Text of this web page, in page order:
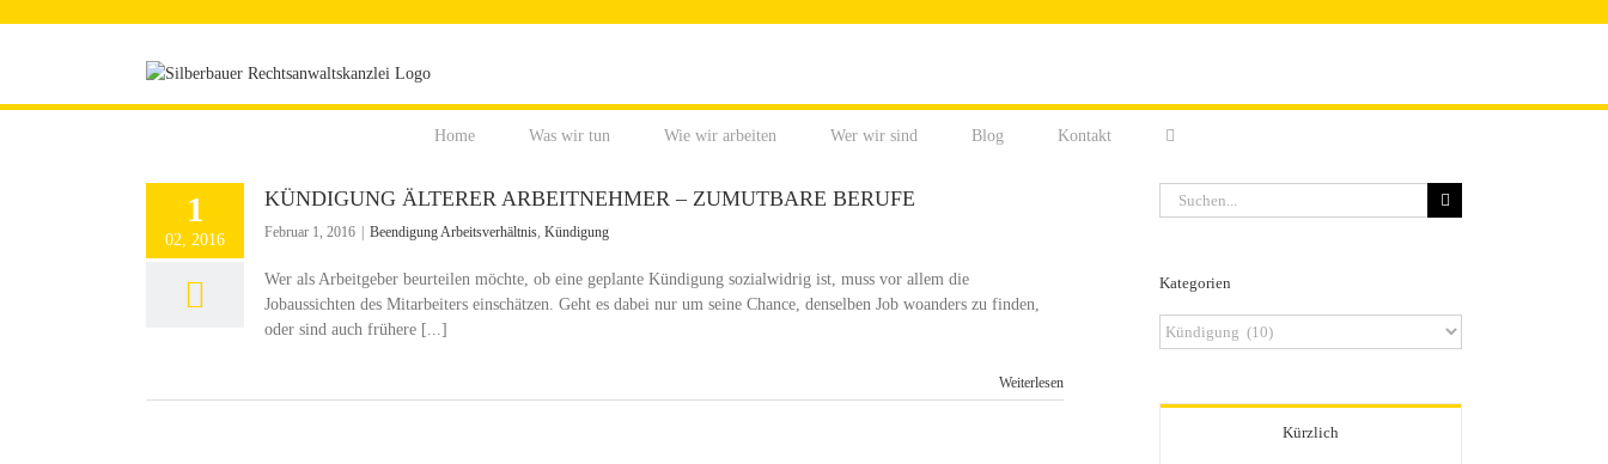
Home Was wir tun Wie wir arbeiten Wer wir sind Blog Kontakt
1
02, 2016
KÜNDIGUNG ÄLTERER ARBEITNEHMER – ZUMUTBARE BERUFE
Februar 1, 2016 Beendigung Arbeitsverhältnis, Kündigung
Wer als Arbeitgeber beurteilen möchte, ob eine geplante Kündigung sozialwidrig ist, muss vor allem die
Jobaussichten des Mitarbeiters einschätzen. Geht es dabei nur um seine Chance, denselben Job woanders zu finden,
oder sind auch frühere [...]
Weiterlesen
Suche
nach:
Kategorien
Kategorien
Kürzlich